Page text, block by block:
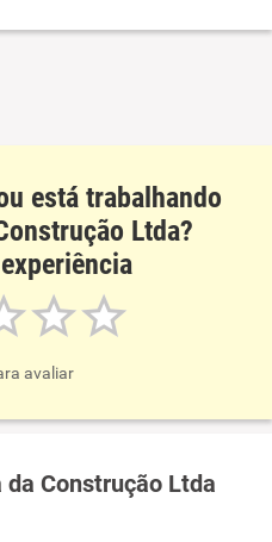
está trabalhando
Ltda?
avaliar
Construção Ltda